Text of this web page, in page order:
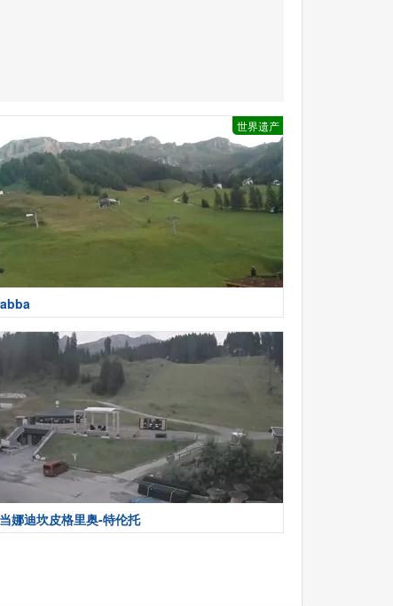
世界遗产
娜迪坎皮格里奥-特伦托